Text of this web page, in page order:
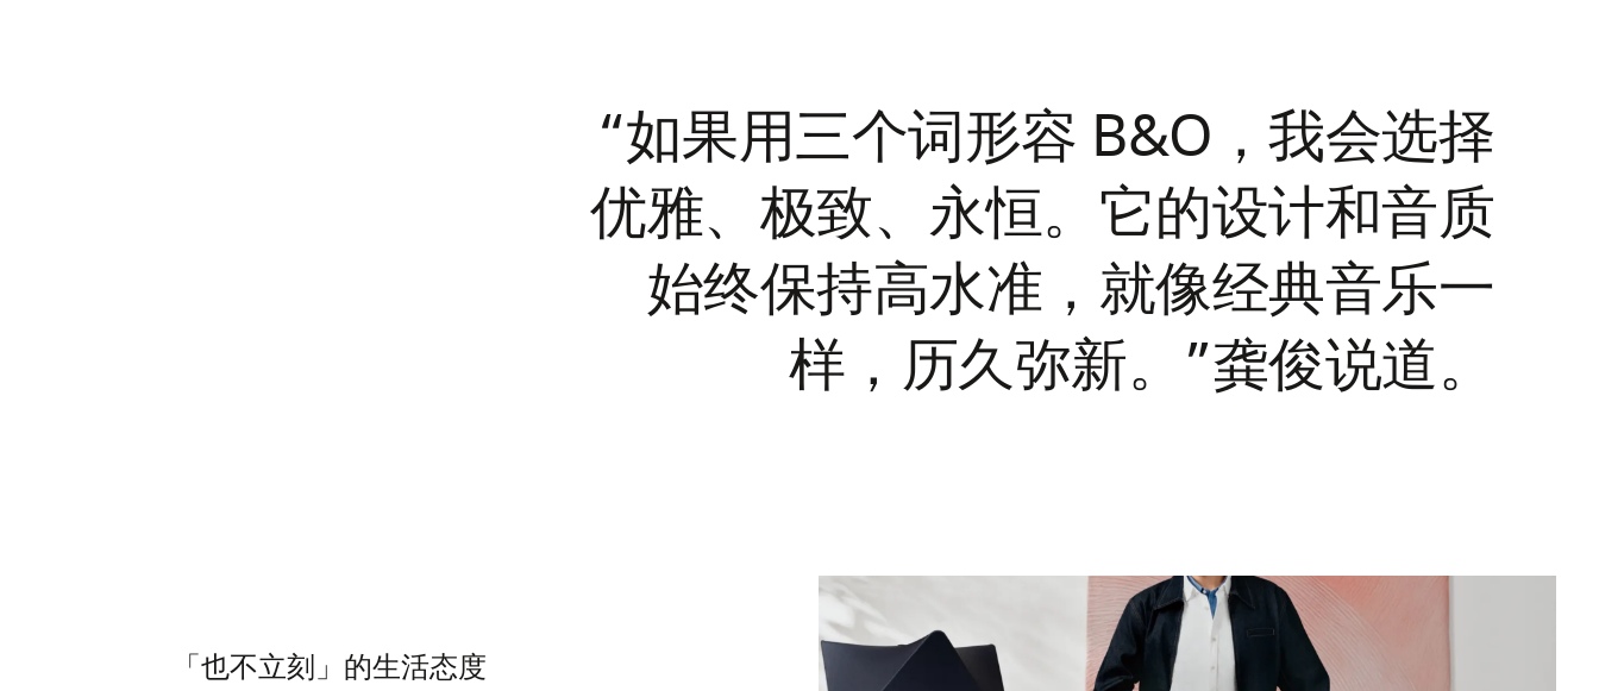
“如果用三个词形容 B&O，我会选择
优雅、极致、永恒。它的设计和音质
始终保持高水准，就像经典音乐一
样，历久弥新。”龚俊说道。
「也不立刻」的生活态度